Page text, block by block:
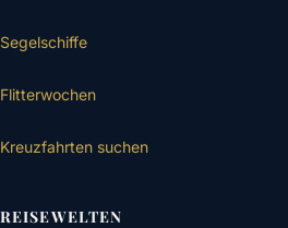
Segelschiffe
Flitterwochen
Kreuzfahrten suchen
REISEWELTEN